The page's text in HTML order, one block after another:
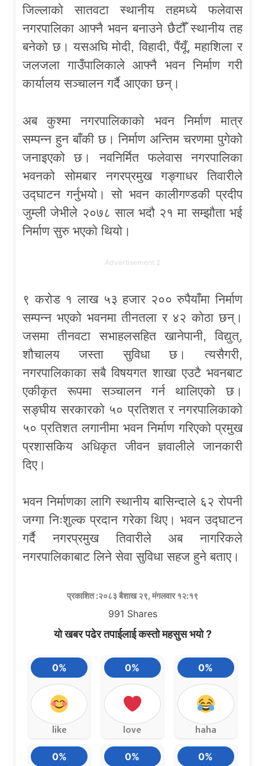
जिल्लाको सातवटा स्थानीय तहमध्ये फलेवास
नगरपालिका आफ्नै भवन बनाउने छैटौँ स्थानीय तह
बनेको छ। यसअघि मोदी, विहादी, पैंयूँ, महाशिला र
जलजला गाउँपालिकाले आफ्नै भवन निर्माण गरी
कार्यालय सञ्चालन गर्दै आएका छन्।
अब कुश्मा नगरपालिकाको भवन निर्माण मात्र
सम्पन्न हुन बाँकी छ। निर्माण अन्तिम चरणमा पुगेको
जनाइएको छ। नवनिर्मित फलेवास नगरपालिका
भवनको सोमबार नगरप्रमुख गङ्गाधर तिवारीले
उद्घाटन गर्नुभयो। सो भवन कालीगण्डकी प्रदीप
जुम्ली जेभीले २०७८ साल भदौ २१ मा सम्झौता भई
निर्माण सुरु भएको थियो।
Advertisement 2
९ करोड १ लाख ५३ हजार २०० रुपैयाँमा निर्माण
सम्पन्न भएको भवनमा तीनतला र ४२ कोठा छन्।
जसमा तीनवटा सभाहलसहित खानेपानी, विद्युत्,
शौचालय जस्ता सुविधा छ। त्यसैगरी,
नगरपालिकाका सबै विषयगत शाखा एउटै भवनबाट
एकीकृत रूपमा सञ्चालन गर्न थालिएको छ।
सङ्घीय सरकारको ५० प्रतिशत र नगरपालिकाको
५० प्रतिशत लगानीमा भवन निर्माण गरिएको प्रमुख
प्रशासकिय अधिकृत जीवन ज्ञवालीले जानकारी
दिए।
भवन निर्माणका लागि स्थानीय बासिन्दाले ६२ रोपनी
जग्गा निःशुल्क प्रदान गरेका थिए। भवन उद्घाटन
गर्दै नगरप्रमुख तिवारीले अब नागरिकले
नगरपालिकाबाट लिने सेवा सुविधा सहज हुने बताए।
प्रकाशित :२०८३ बैशाख २९, मंगलवार १२:१९
991 Shares
यो खबर पढेर तपाईलाई कस्तो महसुस भयो ?
0%
like
0%
love
0%
haha
0% 0% 0%